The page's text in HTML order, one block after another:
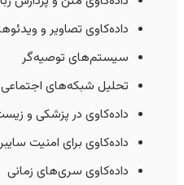
داده‌کاوی تصاویر و ویدئوها
سیستم‌های توصیه‌گر
تحلیل شبکه‌های اجتماعی
داده‌کاوی در پزشکی و
داده‌کاوی برای امنیت سایبری
داده‌کاوی سری‌های زمانی